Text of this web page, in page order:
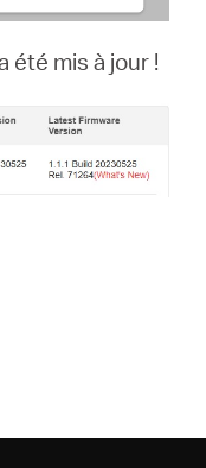
été mis à jour !